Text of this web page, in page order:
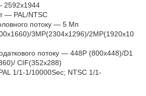
2592x1944
— PAL/NTSC
потоку — 5 Мп
3MP(2304х1296)/2MP(1920х10
потоку — 448P (800х448)/D1
CIF(352х288)
1/1-1/10000Sec; NTSC 1/1-